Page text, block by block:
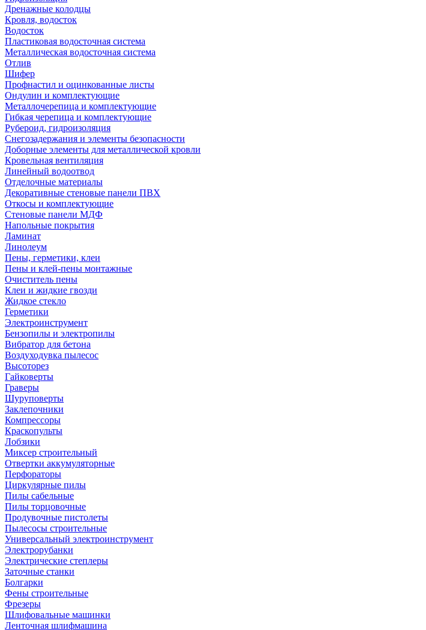
Дренажные колодцы
Кровля, водосток
Водосток
Пластиковая водосточная система
Металлическая водосточная система
Отлив
Шифер
Профнастил и оцинкованные листы
Ондулин и комплектующие
Металлочерепица и комплектующие
Гибкая черепица и комплектующие
Рубероид, гидроизоляция
Снегозадержания и элементы безопасности
Доборные элементы для металлической кровли
Кровельная вентиляция
Линейный водоотвод
Отделочные материалы
Декоративные стеновые панели ПВХ
Откосы и комплектующие
Стеновые панели МДФ
Напольные покрытия
Ламинат
Линолеум
Пены, герметики, клеи
Пены и клей-пены монтажные
Очиститель пены
Клеи и жидкие гвозди
Жидкое стекло
Герметики
Электроинструмент
Бензопилы и электропилы
Вибратор для бетона
Воздуходувка пылесос
Высоторез
Гайковерты
Граверы
Шуруповерты
Заклепочники
Компрессоры
Краскопульты
Лобзики
Миксер строительный
Отвертки аккумуляторные
Перфораторы
Циркулярные пилы
Пилы сабельные
Пилы торцовочные
Продувочные пистолеты
Пылесосы строительные
Универсальный электроинструмент
Электрорубанки
Электрические степлеры
Заточные станки
Болгарки
Фены строительные
Фрезеры
Шлифовальные машинки
Ленточная шлифмашина